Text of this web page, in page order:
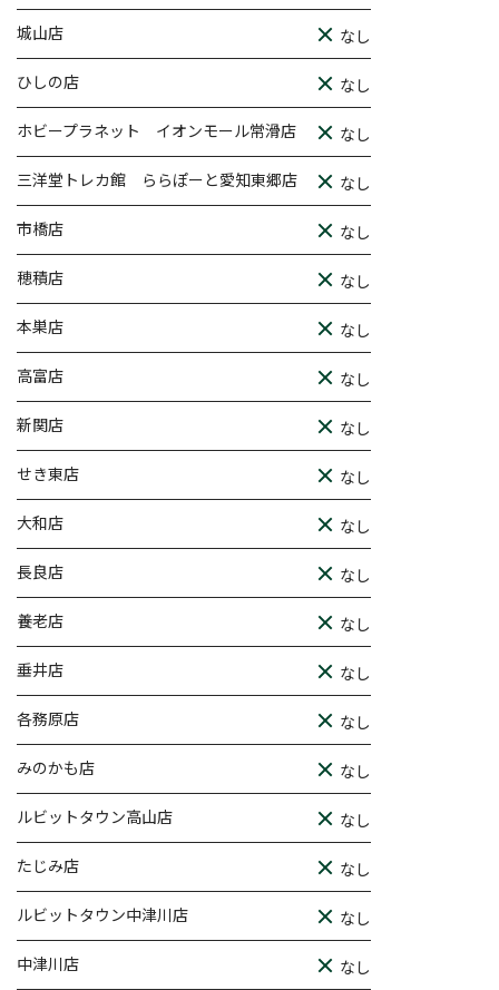
城山店 なし
ひしの店 なし
ホビープラネット イオンモール常滑店 なし
三洋堂トレカ館 ららぽーと愛知東郷店 なし
市橋店 なし
穂積店 なし
本巣店 なし
高富店 なし
新関店 なし
せき東店 なし
大和店 なし
長良店 なし
養老店 なし
垂井店 なし
各務原店 なし
みのかも店 なし
ルビットタウン高山店 なし
たじみ店 なし
ルビットタウン中津川店 なし
中津川店 なし